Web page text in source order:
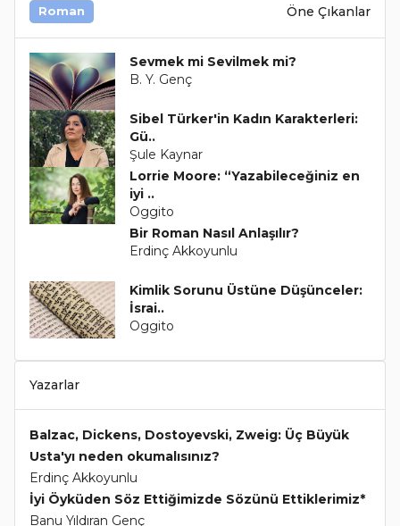
Roman Öne Çıkanlar
Sevmek mi Sevilmek mi?
B. Y. Genç
Sibel Türker'in Kadın Karakterleri:
Gü..
Şule Kaynar
Lorrie Moore: “Yazabileceğiniz en
iyi ..
Oggito
Bir Roman Nasıl Anlaşılır?
Erdinç Akkoyunlu
Kimlik Sorunu Üstüne Düşünceler:
İsrai..
Oggito
Yazarlar
Balzac, Dickens, Dostoyevski, Zweig: Üç Büyük
Usta'yı neden okumalısınız?
Erdinç Akkoyunlu
İyi Öyküden Söz Ettiğimizde Sözünü Ettiklerimiz*
Banu Yıldıran Genç